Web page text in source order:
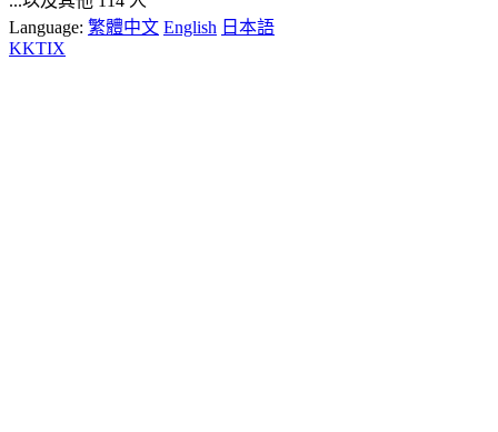
Language: 繁體中文 English 日本語
KKTIX